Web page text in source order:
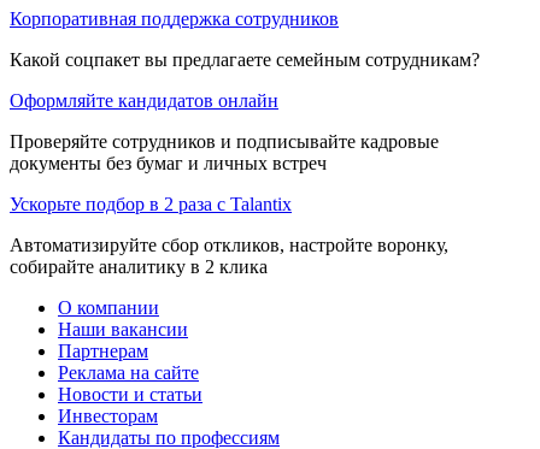
Корпоративная поддержка сотрудников
Какой соцпакет вы предлагаете семейным сотрудникам?
Оформляйте кандидатов онлайн
Проверяйте сотрудников и подписывайте кадровые
документы без бумаг и личных встреч
Ускорьте подбор в 2 раза с Talantix
Автоматизируйте сбор откликов, настройте воронку,
собирайте аналитику в 2 клика
О компании
Наши вакансии
Партнерам
Реклама на сайте
Новости и статьи
Инвесторам
Кандидаты по профессиям